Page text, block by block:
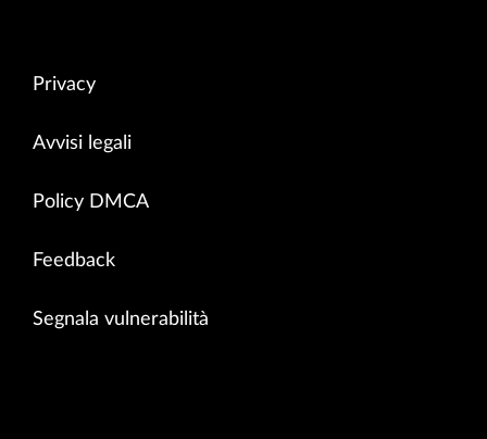
Privacy
Avvisi legali
Policy DMCA
Feedback
Segnala vulnerabilità